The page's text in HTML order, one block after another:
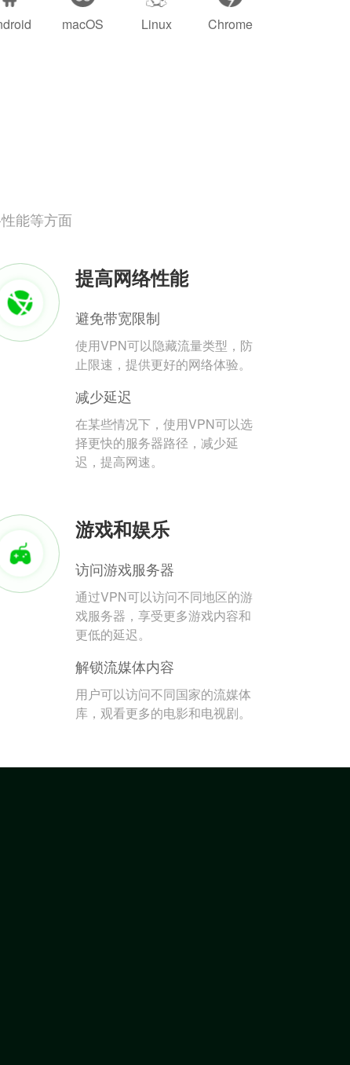
macOS Linux Chrome
能等方面
提高网络性能
避免带宽限制
使用VPN可以隐藏流量类型，防
止限速，提供更好的网络体验。
减少延迟
在某些情况下，使用VPN可以选
择更快的服务器路径，减少延
迟，提高网速。
游戏和娱乐
访问游戏服务器
通过VPN可以访问不同地区的游
戏服务器，享受更多游戏内容和
更低的延迟。
解锁流媒体内容
用户可以访问不同国家的流媒体
库，观看更多的电影和电视剧。